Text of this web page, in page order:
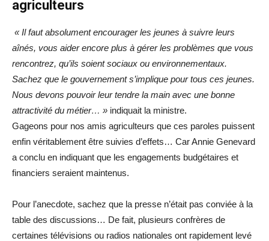
agriculteurs
« Il faut absolument encourager les jeunes à suivre leurs
aînés, vous aider encore plus à gérer les problèmes que vous
rencontrez, qu’ils soient sociaux ou environnementaux.
Sachez que le gouvernement s’implique pour tous ces jeunes.
Nous devons pouvoir leur tendre la main avec une bonne
attractivité du métier… » indiquait la ministre.
Gageons pour nos amis agriculteurs que ces paroles puissent
enfin véritablement être suivies d’effets… Car Annie Genevard
a conclu en indiquant que les engagements budgétaires et
financiers seraient maintenus.
Pour l’anecdote, sachez que la presse n’était pas conviée à la
table des discussions… De fait, plusieurs confrères de
certaines télévisions ou radios nationales ont rapidement levé